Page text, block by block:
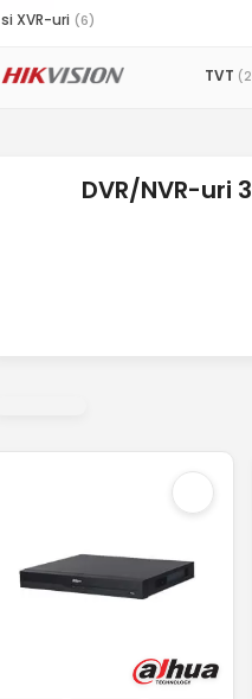
XVR-uri (6)
TVT
DVR/NVR-